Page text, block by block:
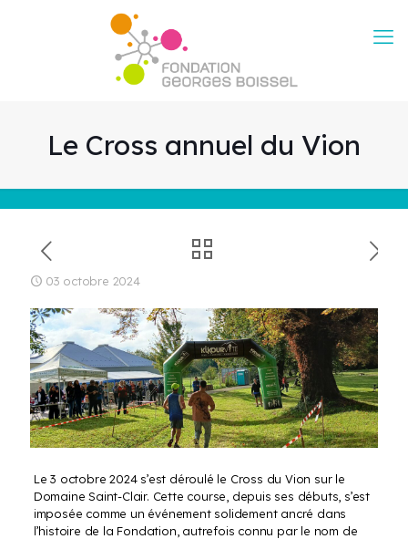
Le Cross annuel du Vion
03 octobre 2024
Le 3 octobre 2024 s’est déroulé le Cross du Vion sur le
Domaine Saint-Clair. Cette course, depuis ses débuts, s’est
imposée comme un événement solidement ancré dans
l’histoire de la Fondation, autrefois connu par le nom de